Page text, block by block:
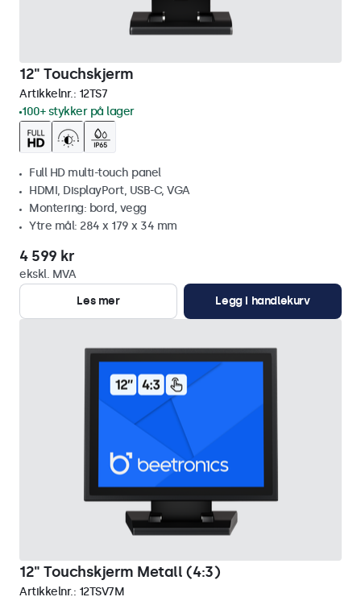
12" Touchskjerm
Artikkelnr.: 12TS7
100+ stykker på lager
Full HD multi-touch panel
HDMI, DisplayPort, USB-C, VGA
Montering: bord, vegg
Ytre mål: 284 x 179 x 34 mm
4 599 kr
ekskl. MVA
Les mer
Legg i handlekurv
12" Touchskjerm Metall (4:3)
Artikkelnr.: 12TSV7M